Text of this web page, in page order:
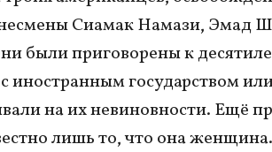
Сиамак Намази, Эмад
были приговорены к
с иностранным государством
на их невиновности. Ещё
лишь то, что она женщина.